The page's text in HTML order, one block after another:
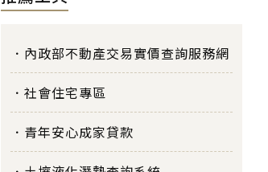
內政部不動產交易實價查詢服務網
社會住宅專區
青年安心成家貸款